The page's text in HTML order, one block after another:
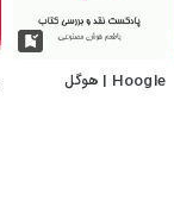
Hoogle | هوگل